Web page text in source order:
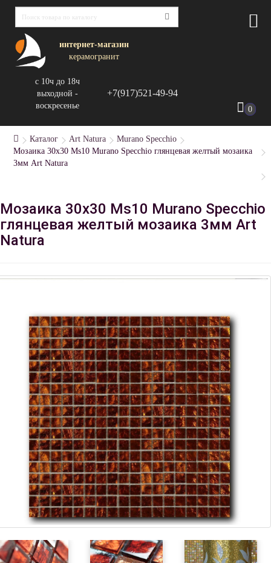
интернет-магазин
керамогранит
с 10ч до 18ч
выходной -
воскресенье
+7(917)521-49-94
0
Каталог Art Natura
Murano Specchio
Мозаика 30x30 Ms10 Murano Specchio глянцевая желтый мозаика
3мм Art Natura
Мозаика 30x30 Ms10 Murano Specchio
глянцевая желтый мозаика 3мм Art
Natura